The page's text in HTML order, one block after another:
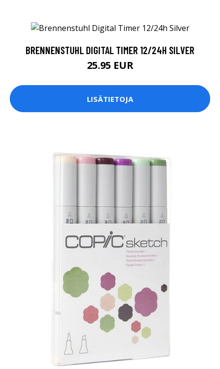
BRENNENSTUHL DIGITAL TIMER 12/24H SILVER
25.95 EUR
LISÄTIETOJA